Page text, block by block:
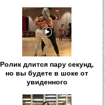
Ролик длится пару секунд,
но вы будете в шоке от
увиденного